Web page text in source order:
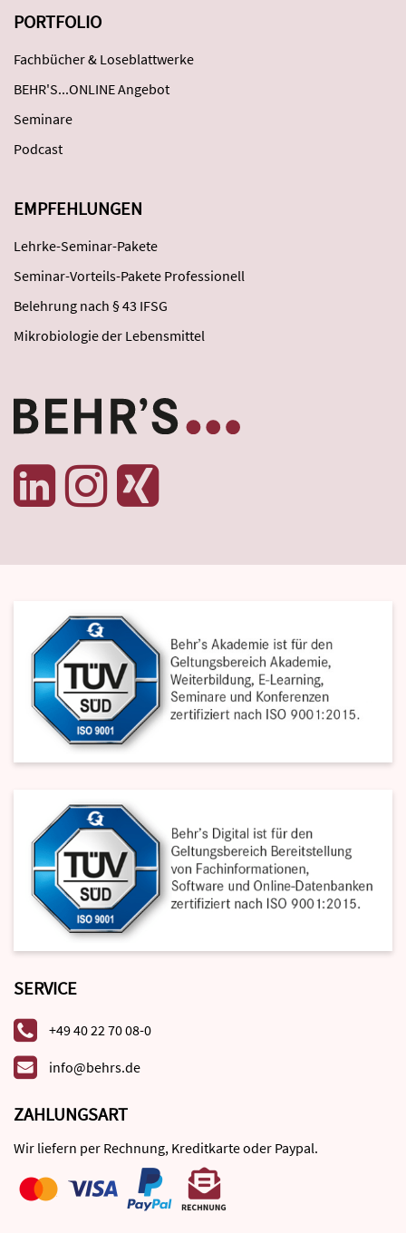
PORTFOLIO
Fachbücher & Loseblattwerke
BEHR'S...ONLINE Angebot
Seminare
Podcast
EMPFEHLUNGEN
Lehrke-Seminar-Pakete
Seminar-Vorteils-Pakete Professionell
Belehrung nach § 43 IFSG
Mikrobiologie der Lebensmittel
SERVICE
+49 40 22 70 08-0
info@behrs.de
ZAHLUNGSART
Wir liefern per Rechnung, Kreditkarte oder Paypal.